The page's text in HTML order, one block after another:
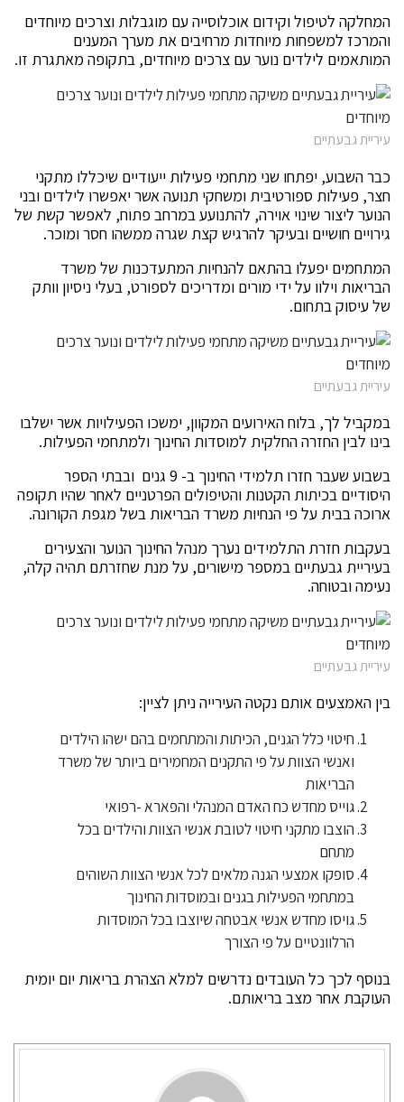
המחלקה לטיפול וקידום אוכלוסייה עם מוגבלות וצרכים מיוחדים
והמרכז למשפחות מיוחדות מרחיבים את מערך המענים
המותאמים לילדים נוער עם צרכים מיוחדים, בתקופה מאתגרת זו.
עיריית גבעתיים
כבר השבוע, יפתחו שני מתחמי פעילות ייעודיים שיכללו מתקני
חצר, פעילות ספורטיבית ומשחקי תנועה אשר יאפשרו לילדים ובני
הנוער ליצור שינוי אוירה, להתנועע במרחב פתוח, לאפשר קשת של
גירויים חושיים ובעיקר להרגיש קצת שגרה ממשהו חסר ומוכר.
המתחמים יפעלו בהתאם להנחיות המתעדכנות של משרד
הבריאות וילוו על ידי מורים ומדריכים לספורט, בעלי ניסיון וותק
של עיסוק בתחום.
עיריית גבעתיים
במקביל לך, בלוח האירועים המקוון, ימשכו הפעילויות אשר ישלבו
בינו לבין החזרה החלקית למוסדות החינוך ולמתחמי הפעילות.
בשבוע שעבר חזרו תלמידי החינוך ב- 9 גנים ובבתי הספר
היסודיים בכיתות הקטנות והטיפולים הפרטניים לאחר שהיו תקופה
ארוכה בבית על פי הנחיות משרד הבריאות בשל מגפת הקורונה.
בעקבות חזרת התלמידים נערך מנהל החינוך הנוער והצעירים
בעיריית גבעתיים במספר מישורים, על מנת שחזרתם תהיה קלה,
נעימה ובטוחה.
עיריית גבעתיים
בין האמצעים אותם נקטה העירייה ניתן לציין:
חיטוי כלל הגנים, הכיתות והמתחמים בהם ישהו הילדים
ואנשי הצוות על פי התקנים המחמירים ביותר של משרד
הבריאות
גוייס מחדש כח האדם המנהלי והפארא -רפואי
הוצבו מתקני חיטוי לטובת אנשי הצוות והילדים בכל
מתחם
סופקו אמצעי הגנה מלאים לכל אנשי הצוות השוהים
במתחמי הפעילות בגנים ובמוסדות החינוך
גויסו מחדש אנשי אבטחה שיוצבו בכל המוסדות
הרלוונטיים על פי הצורך
בנוסף לכך כל העובדים נדרשים למלא הצהרת בריאות יום יומית
העוקבת אחר מצב בריאותם.